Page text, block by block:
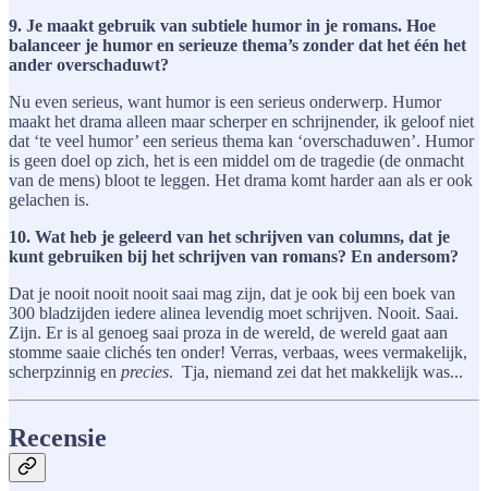
9. Je maakt gebruik van subtiele humor in je romans. Hoe
balanceer je humor en serieuze thema’s zonder dat het één het
ander overschaduwt?
Nu even serieus, want humor is een serieus onderwerp. Humor
maakt het drama alleen maar scherper en schrijnender, ik geloof niet
dat ‘te veel humor’ een serieus thema kan ‘overschaduwen’. Humor
is geen doel op zich, het is een middel om de tragedie (de onmacht
van de mens) bloot te leggen. Het drama komt harder aan als er ook
gelachen is.
10. Wat heb je geleerd van het schrijven van columns, dat je
kunt gebruiken bij het schrijven van romans? En andersom?
Dat je nooit nooit nooit saai mag zijn, dat je ook bij een boek van
300 bladzijden iedere alinea levendig moet schrijven. Nooit. Saai.
Zijn. Er is al genoeg saai proza in de wereld, de wereld gaat aan
stomme saaie clichés ten onder! Verras, verbaas, wees vermakelijk,
scherpzinnig en precies. Tja, niemand zei dat het makkelijk was...
Recensie